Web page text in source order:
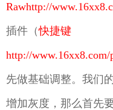
Rawhttp://
插件（快捷键
http://www.16xx8.com/
先做基础调整。我们
增加灰度，那么首先